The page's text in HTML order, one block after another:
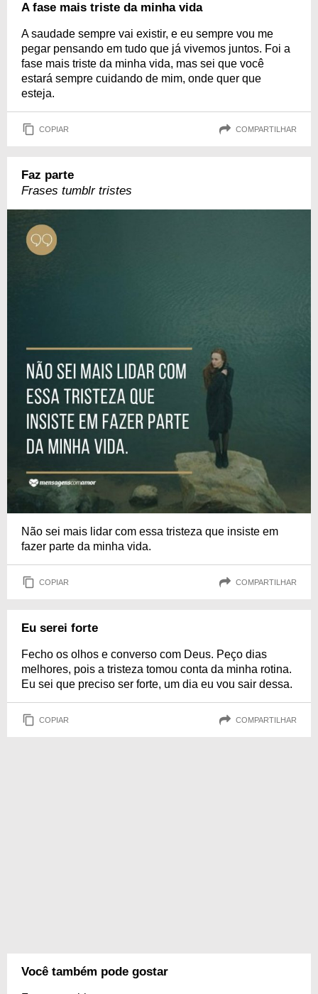
A fase mais triste da minha vida
A saudade sempre vai existir, e eu sempre vou me
pegar pensando em tudo que já vivemos juntos. Foi a
fase mais triste da minha vida, mas sei que você
estará sempre cuidando de mim, onde quer que
esteja.
COPIAR COMPARTILHAR
Faz parte
Frases tumblr tristes
Não sei mais lidar com essa tristeza que insiste em
fazer parte da minha vida.
COPIAR COMPARTILHAR
Eu serei forte
Fecho os olhos e converso com Deus. Peço dias
melhores, pois a tristeza tomou conta da minha rotina.
Eu sei que preciso ser forte, um dia eu vou sair dessa.
COPIAR COMPARTILHAR
Você também pode gostar